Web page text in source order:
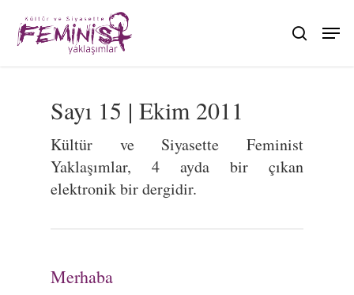
main
search
Sayı 15 | Ekim 2011
Kültür ve Siyasette Feminist
Yaklaşımlar, 4 ayda bir çıkan
elektronik bir dergidir.
Merhaba